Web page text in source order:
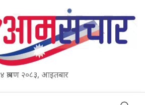
श्रावण २०८३, आइतबार